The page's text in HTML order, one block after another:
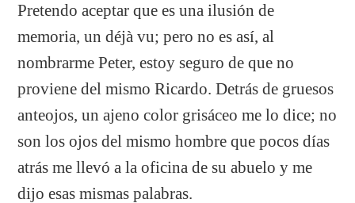
Pretendo aceptar que es una ilusión de
memoria, un déjà vu; pero no es así, al
nombrarme Peter, estoy seguro de que no
proviene del mismo Ricardo. Detrás de gruesos
anteojos, un ajeno color grisáceo me lo dice; no
son los ojos del mismo hombre que pocos días
atrás me llevó a la oficina de su abuelo y me
dijo esas mismas palabras.